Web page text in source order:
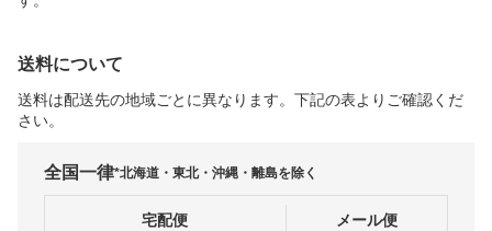
送料について
送料は配送先の地域ごとに異なります。下記の表よりご確認くだ
さい。
全国一律*北海道・東北・沖縄・離島を除く
宅配便 メール便